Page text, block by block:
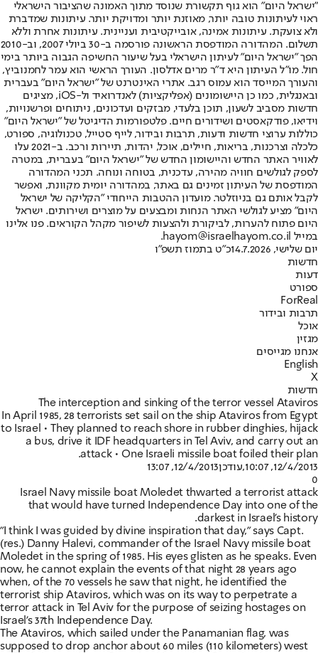
"ישראל היום" הוא גוף תקשורת שנוסד מתוך האמונה שהציבור הישראלי
ראוי לעיתונות טובה יותר, מאוזנת יותר ומדויקת יותר. עיתונות שמדברת
ולא צועקת. עיתונות אמינה, אובייקטיבית ועניינית. עיתונות אחרת וללא
תשלום. המהדורה המודפסת הראשונה פורסמה ב-30 ביולי 2007, וב-2010
הפך "ישראל היום" לעיתון הישראלי בעל שיעור החשיפה הגבוה ביותר בימי
חול. מו"ל העיתון היא ד"ר מרים אדלסון. העורך הראשי הוא עמר לחמנוביץ,
והעורך המייסד הוא עמוס רגב. אתרי האינטרנט של "ישראל היום" בעברית
ובאנגלית, כמו כן היישומונים (אפליקציות) לאנדרואיד ול-iOS, מציגים
חדשות מסביב לשעון, תוכן בלעדי, מבזקים ועדכונים, ניתוחים ופרשנויות,
וידיאו, פודקאסטים ושידורים חיים. פלטפורמות הדיגיטל של "ישראל היום"
כוללות ערוצי חדשות ודעות, תרבות ובידור, לייף סטייל, טכנולוגיה, ספורט,
כלכלה וצרכנות, בריאות, חיילים, אוכל, יהדות, תיירות ורכב. ב-2021 עלו
לאוויר האתר החדש והיישומון החדש של "ישראל היום" בעברית, במטרה
לספק לגולשים חוויה מהירה, עדכנית, בטוחה ונוחה. תכני המהדורה
המודפסת של העיתון זמינים גם באתר, במהדורה יומית מקוונת, ואפשר
לקבל אותם גם בניוזלטר. מועדון ההטבות הייחודי "הקליקה של ישראל
היום" מציע לגולשי האתר הנחות ומבצעים על מוצרים ושירותים. ישראל
היום פתוח להערות, לביקורת ולהצעות לשיפור מקהל הקוראים. פנו אלינו
במייל hayom@israelhayom.co.il.
יום שלישי, 14.7.2026
כ"ט בתמוז תשפ"ו
חדשות
דעות
ספורט
ForReal
תרבות ובידור
אוכל
מגזין
אנחנו מגייסים
English
X
חדשות
The interception and sinking of the terror vessel Ataviros
In April 1985, 28 terrorists set sail on the ship Ataviros from Egypt
to Israel • They planned to reach shore in rubber dinghies, hijack
a bus, drive it IDF headquarters in Tel Aviv, and carry out an
attack • One Israeli missile boat foiled their plan.
12/4/2013, 10:07
,עודכן12/4/2013, 13:07
0
Israel Navy missile boat Moledet thwarted a terrorist attack
that would have turned Independence Day into one of the
darkest in Israel's history.
"I think I was guided by divine inspiration that day," says Capt.
(res.) Danny Halevi, commander of the Israel Navy missile boat
Moledet in the spring of 1985. His eyes glisten as he speaks. Even
now, he cannot explain the events of that night 28 years ago
when, of the 70 vessels he saw that night, he identified the
terrorist ship Ataviros, which was on its way to perpetrate a
terror attack in Tel Aviv for the purpose of seizing hostages on
Israel's 37th Independence Day.
The Ataviros, which sailed under the Panamanian flag, was
supposed to drop anchor about 60 miles (110 kilometers) west